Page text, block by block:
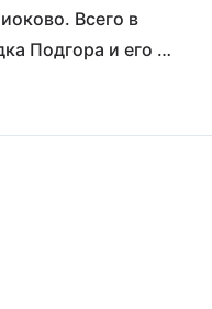
Всего в
Подгора и его
близостью к
панорамные туры и
тишиной,